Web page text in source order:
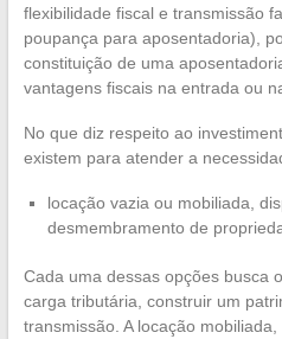
flexibilidade fiscal e transmissão
poupança para aposentadoria),
constituição de uma
vantagens fiscais na entrada ou
No que diz respeito ao
existem para atender a
locação vazia ou mobiliada,
desmembramento de
Cada uma dessas opções busca
carga tributária, construir um
transmissão. A locação